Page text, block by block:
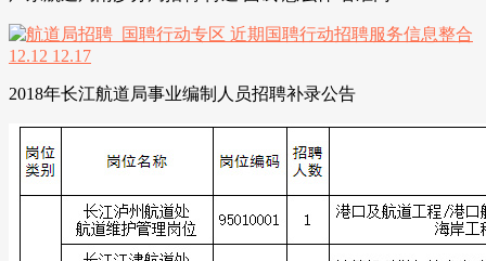
2018年长江航道局事业编制人员招聘补录公告